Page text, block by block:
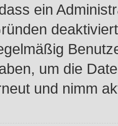
ein
um die
und nimm